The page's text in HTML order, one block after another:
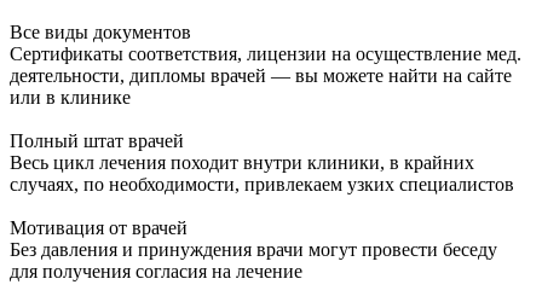
Все виды документов
Сертификаты соответствия, лицензии на осуществление мед.
деятельности, дипломы врачей — вы можете найти на сайте
или в клинике
Полный штат врачей
Весь цикл лечения походит внутри клиники, в крайних
случаях, по необходимости, привлекаем узких специалистов
Мотивация от врачей
Без давления и принуждения врачи могут провести беседу
для получения согласия на лечение